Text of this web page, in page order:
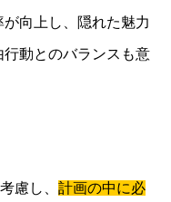
向上し、隠れた魅力
動とのバランスも意
慮し、 計画の中に必